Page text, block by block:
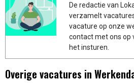
De redactie van
verzamelt
vacature op onze
contact met ons op
het insturen.
Overige vacatures in